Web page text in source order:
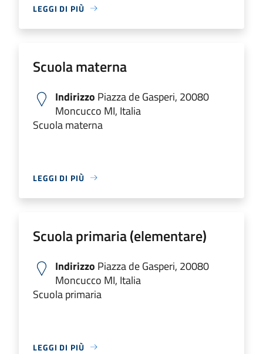
LEGGI DI PIÙ
Scuola materna
Indirizzo Piazza de Gasperi, 20080
Moncucco MI, Italia
Scuola materna
LEGGI DI PIÙ
Scuola primaria (elementare)
Indirizzo Piazza de Gasperi, 20080
Moncucco MI, Italia
Scuola primaria
LEGGI DI PIÙ